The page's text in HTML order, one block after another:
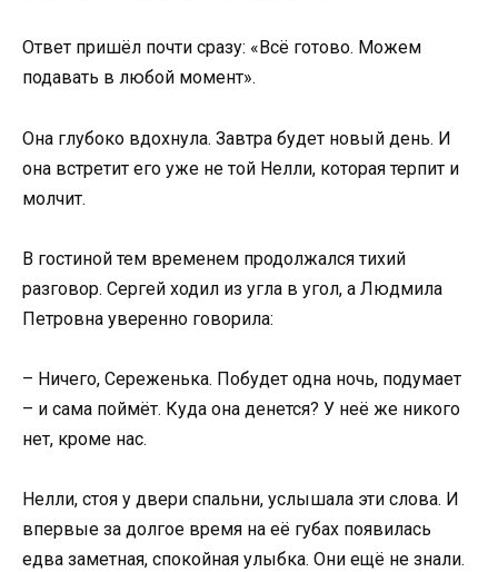
Ответ пришёл почти сразу: «Всё готово. Можем
подавать в любой момент».
Она глубоко вдохнула. Завтра будет новый день. И
она встретит его уже не той Нелли, которая терпит и
молчит.
В гостиной тем временем продолжался тихий
разговор. Сергей ходил из угла в угол, а Людмила
Петровна уверенно говорила:
– Ничего, Сереженька. Побудет одна ночь, подумает
– и сама поймёт. Куда она денется? У неё же никого
нет, кроме нас.
Нелли, стоя у двери спальни, услышала эти слова. И
впервые за долгое время на её губах появилась
едва заметная, спокойная улыбка. Они ещё не знали.